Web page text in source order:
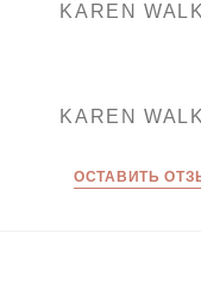
KAREN
KAREN
ОСТАВИТЬ